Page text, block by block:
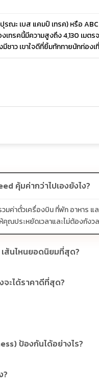
ณะ เบส แคมป์ เทรค) หรือ
ทรคนี้มีความสูงถึง 4,130 เมต
ชาว เขาใจดีที่ยิ้มทักทายนักท่อ
คุ้มค่ากว่าไปเองยังไง?
มค่าตั๋วเครื่องบิน ที่พัก อาหาร
คุณประหยัดเวลาและไม่ต้องกัง
เส้นไหนยอดนิยมที่สุด?
เพราะได้ครบทั้งไหว้พระเสริม
กสบาย ไม่เหนื่อยมาก
จะได้ราคาดีที่สุด?
พาะในช่วงเทศกาลหรือวันหยุดยาว
เห็นยอดเขาชัดเจน และ มีนา
ป้องกันได้อย่างไร?
วรดื่มน้ำเยอะๆ พักผ่อนให้เพียง
ติดตัวไว้
?